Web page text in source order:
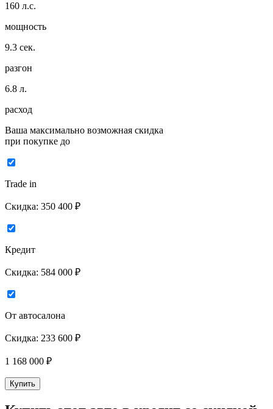
160 л.с.
мощность
9.3 сек.
разгон
6.8 л.
расход
Ваша максимально возможная скидка
при покупке до
Trade in
Скидка: 350 400 ₽
Кредит
Скидка: 584 000 ₽
От автосалона
Скидка: 233 600 ₽
1 168 000 ₽
Купить